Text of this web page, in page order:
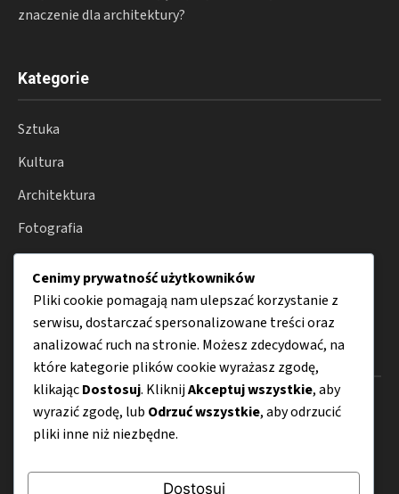
znaczenie dla architektury?
Kategorie
Sztuka
Kultura
Architektura
Fotografia
Porady
Menu
O nas
Kontakt
Mapa strony
Cenimy prywatność użytkowników
Pliki cookie pomagają nam ulepszać korzystanie z
serwisu, dostarczać spersonalizowane treści oraz
analizować ruch na stronie. Możesz zdecydować, na
które kategorie plików cookie wyrażasz zgodę,
klikającDostosuj. KliknijAkceptuj wszystkie, aby
wyrazić zgodę, lub Odrzuć wszystkie, aby odrzucić
pliki inne niż niezbędne.
Dostosuj